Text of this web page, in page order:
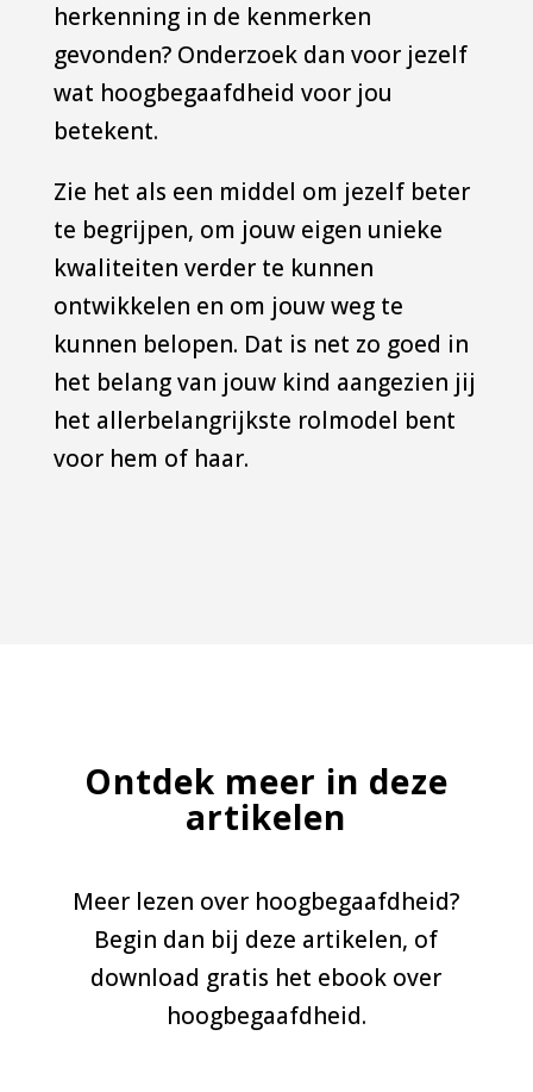
herkenning in de kenmerken
gevonden? Onderzoek dan voor jezelf
wat hoogbegaafdheid voor jou
betekent.
Zie het als een middel om jezelf beter
te begrijpen, om jouw eigen unieke
kwaliteiten verder te kunnen
ontwikkelen en om jouw weg te
kunnen belopen. Dat is net zo goed in
het belang van jouw kind aangezien jij
het allerbelangrijkste rolmodel bent
voor hem of haar.
Ontdek meer in deze
artikelen
Meer lezen over hoogbegaafdheid?
Begin dan bij deze artikelen, of
download gratis het ebook over
hoogbegaafdheid.